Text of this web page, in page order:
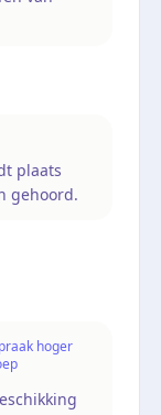
plaats
gehoord.
hoger